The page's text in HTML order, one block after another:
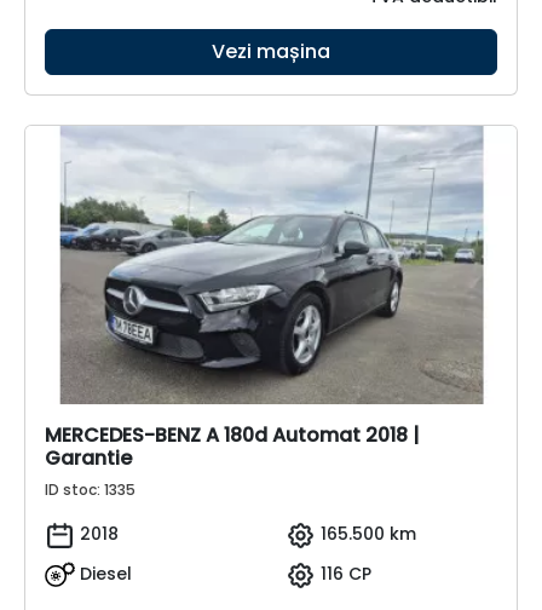
Vezi mașina
MERCEDES-BENZ A 180d Automat 2018 |
Garantie
ID stoc: 1335
2018
165.500 km
Diesel
116 CP